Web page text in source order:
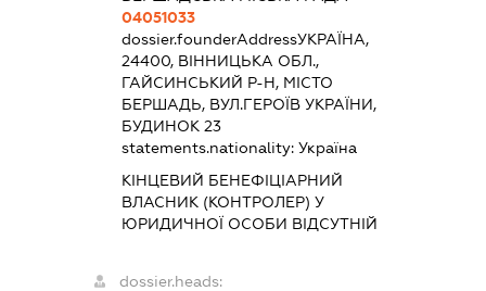
04051033
dossier.founderAddressУКРАЇНА,
24400, ВІННИЦЬКА ОБЛ.,
ГАЙСИНСЬКИЙ Р-Н, МІСТО
БЕРШАДЬ, ВУЛ.ГЕРОЇВ УКРАЇНИ,
БУДИНОК 23
statements.nationality: Україна
КІНЦЕВИЙ БЕНЕФІЦІАРНИЙ
ВЛАСНИК (КОНТРОЛЕР) У
ЮРИДИЧНОЇ ОСОБИ ВІДСУТНІЙ
dossier.heads: